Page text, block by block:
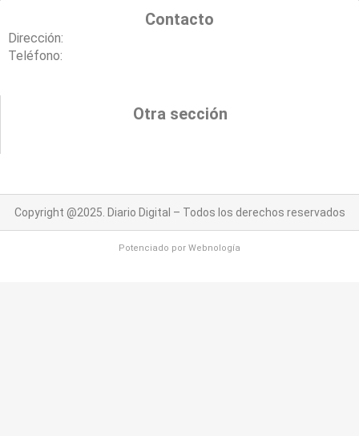
Contacto
Dirección:
Teléfono:
Otra sección
Copyright @2025. Diario Digital – Todos los derechos reservados
Potenciado por Webnología